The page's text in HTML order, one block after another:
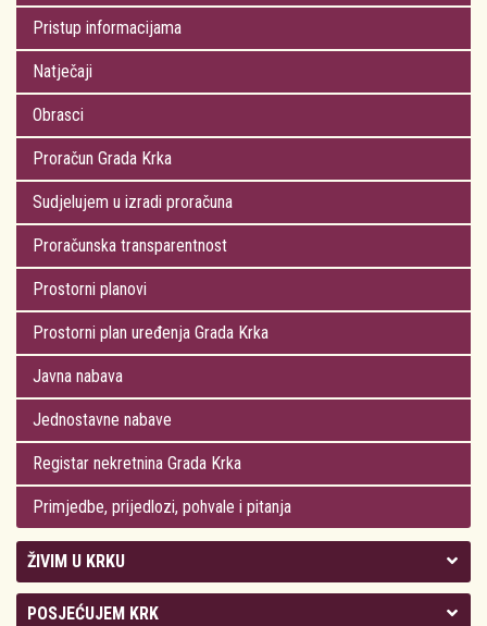
Pristup informacijama
Natječaji
Obrasci
Proračun Grada Krka
Sudjelujem u izradi proračuna
Proračunska transparentnost
Prostorni planovi
Prostorni plan uređenja Grada Krka
Javna nabava
Jednostavne nabave
Registar nekretnina Grada Krka
Primjedbe, prijedlozi, pohvale i pitanja
ŽIVIM U KRKU
Kolegij gradonačelnika
POSJEĆUJEM KRK